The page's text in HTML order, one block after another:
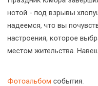
нотой - под взрывы
надеемся, что вы
настроения, которое
местом жительства.
Фотоальбом события.